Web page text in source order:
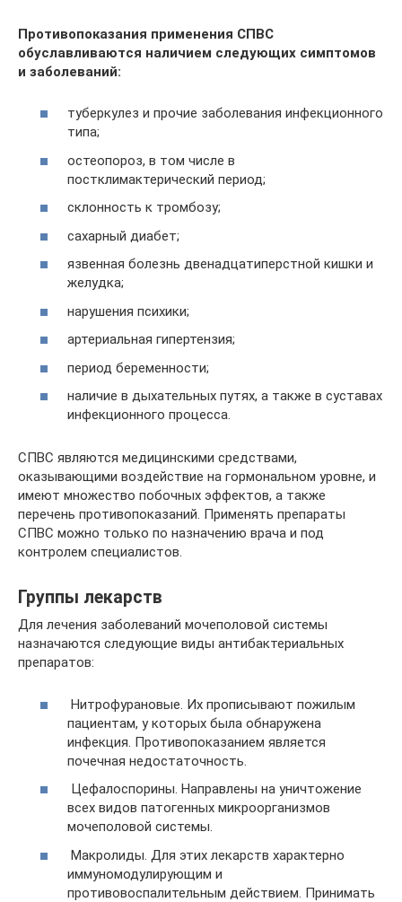
Противопоказания применения СПВС
обуславливаются наличием следующих симптомов
и заболеваний:
туберкулез и прочие заболевания инфекционного
типа;
остеопороз, в том числе в
постклимактерический период;
склонность к тромбозу;
сахарный диабет;
язвенная болезнь двенадцатиперстной кишки и
желудка;
нарушения психики;
артериальная гипертензия;
период беременности;
наличие в дыхательных путях, а также в суставах
инфекционного процесса.
СПВС являются медицинскими средствами,
оказывающими воздействие на гормональном уровне, и
имеют множество побочных эффектов, а также
перечень противопоказаний. Применять препараты
СПВС можно только по назначению врача и под
контролем специалистов.
Группы лекарств
Для лечения заболеваний мочеполовой системы
назначаются следующие виды антибактериальных
препаратов:
Нитрофурановые. Их прописывают пожилым
пациентам, у которых была обнаружена
инфекция. Противопоказанием является
почечная недостаточность.
Цефалоспорины. Направлены на уничтожение
всех видов патогенных микроорганизмов
мочеполовой системы.
Макролиды. Для этих лекарств характерно
иммуномодулирующим и
противовоспалительным действием. Принимать